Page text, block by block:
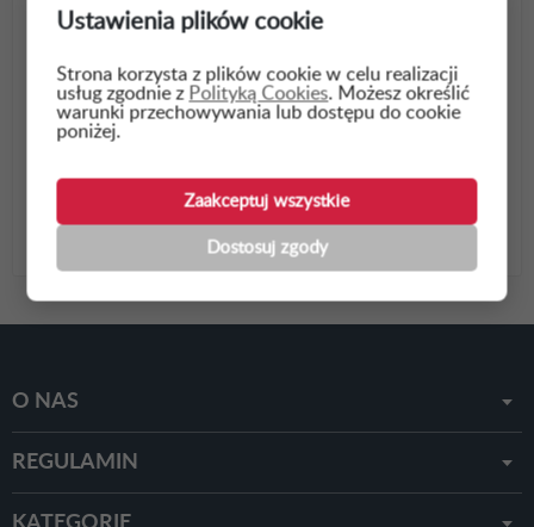
Ustawienia plików cookie
Strona korzysta z plików cookie w celu realizacji
usług zgodnie z Polityką Cookies. Możesz określić
warunki przechowywania lub dostępu do cookie
poniżej.
Zaakceptuj wszystkie
Dostosuj zgody
ul. Nowogrodzka 64/43
02-014 Warszawa
22 26 70 531
facebook.com/infoprzetargi
O NAS
REGULAMIN